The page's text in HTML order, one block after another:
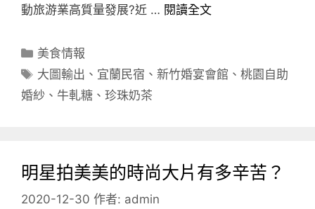
動旅游業高質量發展?近 … 閱讀全文
分
類
美食情報
標
籤
大圖輸出 、 宜蘭民宿 、新竹婚宴會館 、桃園自助
婚紗 、 牛軋糖 、 珍珠奶茶
明星拍美美的時尚大片有多辛苦？
2020-12-30 作者: admin